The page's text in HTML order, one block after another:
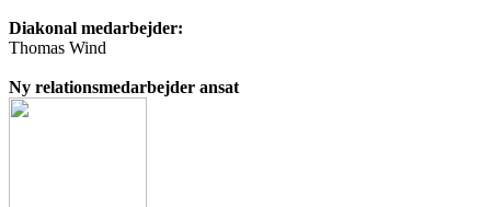
Diakonal medarbejder:
Thomas Wind
Ny relationsmedarbejder ansat